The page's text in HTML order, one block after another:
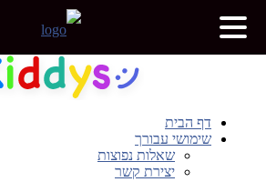
דף הבית
שימושי עבורך
שאלות נפוצות
יצירת קשר